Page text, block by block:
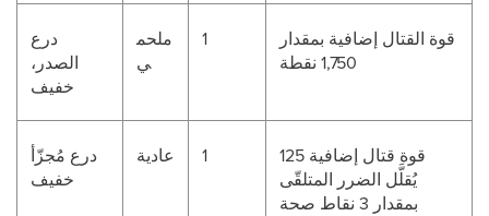
درع
الصدر،
خفيف
ملحم
ي
1
قوة القتال إضافية بمقدار
1,750 نقطة
درع مُجزّأ
خفيف
عادية 1
قوة قتال إضافية 125
يُقلَّل الضرر المتلقّى
بمقدار 3 نقاط صحة